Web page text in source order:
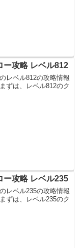
ー攻略 レベル812
レベル812の攻略情報
ずは、レベル812のク
ー攻略 レベル235
レベル235の攻略情報
ずは、レベル235のク